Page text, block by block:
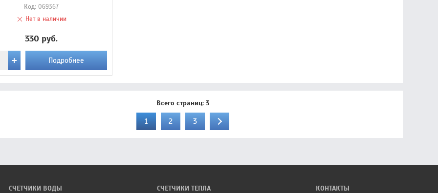
Код:069367
Нет в наличии
330 руб.
Подробнее
Всего страниц: 3
1 2 3
СЧЕТЧИКИ ВОДЫ СЧЕТЧИКИ ТЕПЛА КОНТАКТЫ